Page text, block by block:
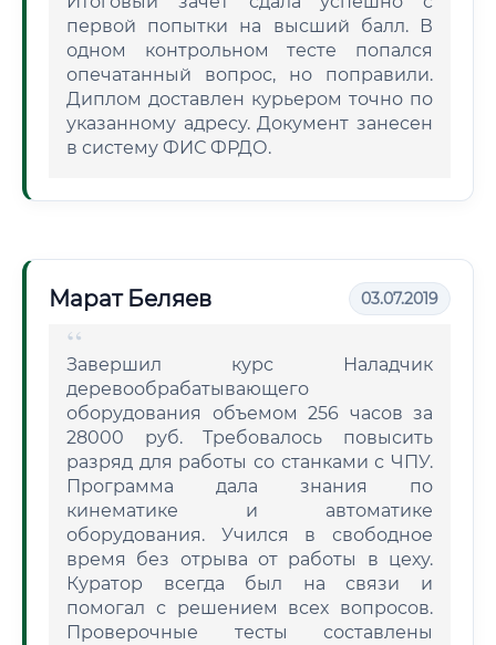
первой попытки на высший балл. В
одном контрольном тесте попался
опечатанный вопрос, но поправили.
Диплом доставлен курьером точно по
указанному адресу. Документ занесен
в систему ФИС ФРДО.
Марат Беляев 03.07.2019
Завершил курс Наладчик
деревообрабатывающего
оборудования объемом 256 часов за
28000 руб. Требовалось повысить
разряд для работы со станками с ЧПУ.
Программа дала знания по
кинематике и автоматике
оборудования. Учился в свободное
время без отрыва от работы в цеху.
Куратор всегда был на связи и
помогал с решением всех вопросов.
Проверочные тесты составлены